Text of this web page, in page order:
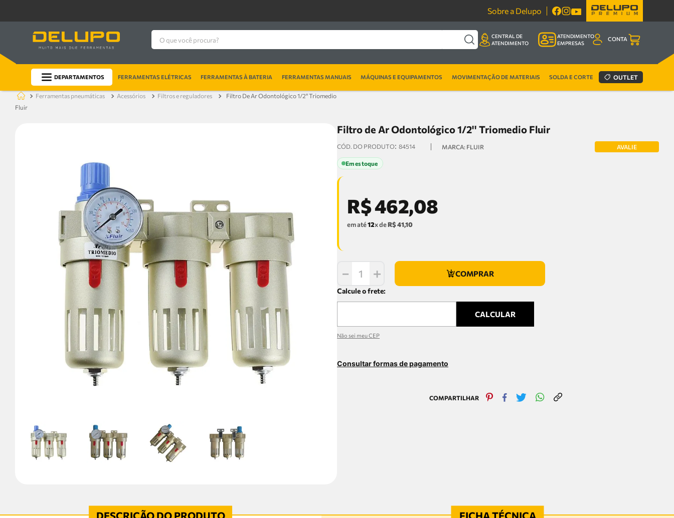
Sobre a Delupo
O que você procura?
CENTRAL DE
ATENDIMENTO
ATENDIMENTO
EMPRESAS
CONTA
DEPARTAMENTOS FERRAMENTAS ELÉTRICAS FERRAMENTAS À BATERIA FERRAMENTAS MANUAIS MÁQUINAS E EQUIPAMENTOS MOVIMENTAÇÃO DE MATERIAIS SOLDA E CORTE OUTLET
ferramentas pneumáticas acessórios filtros e reguladores
Filtro De Ar Odontológico 1/2'' Triomedio
Fluir
Filtro de Ar Odontológico 1/2'' Triomedio Fluir
: 84514 FLUIR AVALIE
Em estoque
R$462,08
em até12x deR$41,10
＋
－
Não sei meu CEP
Consultar formas de pagamento